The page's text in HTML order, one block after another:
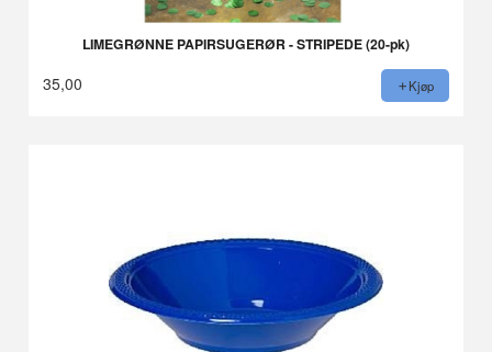
LIMEGRØNNE PAPIRSUGERØR - STRIPEDE (20-pk)
35,00 Kjøp